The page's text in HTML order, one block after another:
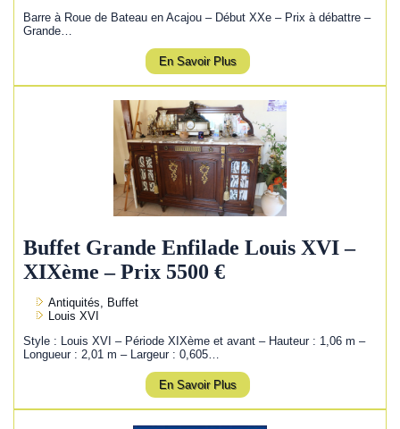
Barre à Roue de Bateau en Acajou – Début XXe – Prix à débattre –
Grande…
En Savoir Plus
Buffet Grande Enfilade Louis XVI –
XIXème – Prix 5500 €
Antiquités, Buffet
Louis XVI
Style : Louis XVI – Période XIXème et avant – Hauteur : 1,06 m –
Longueur : 2,01 m – Largeur : 0,605…
En Savoir Plus